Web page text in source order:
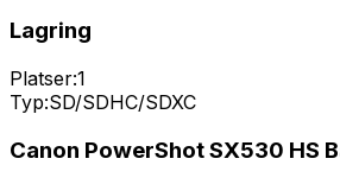
Lagring
Platser:1
Typ:SD/SDHC/SDXC
Canon PowerShot SX530 HS